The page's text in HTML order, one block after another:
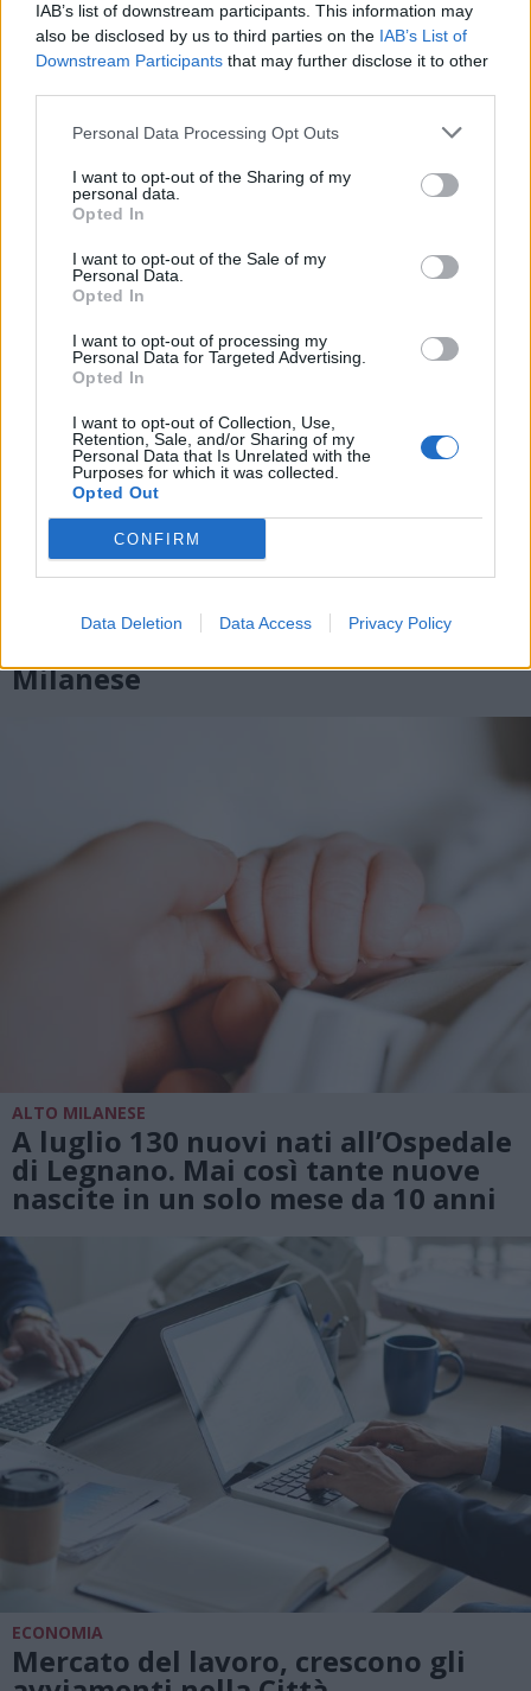
IAB’s list of downstream participants. This information may
also be disclosed by us to third parties on the IAB’s List of
Downstream Participants that may further disclose it to other
Personal Data Processing Opt Outs
I want to opt-out of the Sharing of my
personal data.
Opted In
I want to opt-out of the Sale of my
Personal Data.
Opted In
I want to opt-out of processing my
Personal Data for Targeted Advertising.
Opted In
I want to opt-out of Collection, Use,
Retention, Sale, and/or Sharing of my
Personal Data that Is Unrelated with the
Purposes for which it was collected.
Opted Out
CONFIRM
Data Deletion Data Access Privacy Policy
VIABILITÀ
Weekend da “bollino nero” per
l’esodo estivo. Previsti oltre 25
Cosa fare nel weekend del 7, 8 e 9
Milanese
ALTO MILANESE
A luglio 130 nuovi nati all’Ospedale
di Legnano. Mai così tante nuove
nascite in un solo mese da 10 anni
ECONOMIA
Mercato del lavoro, crescono gli